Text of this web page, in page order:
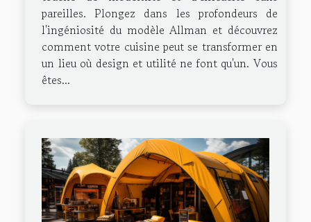
pareilles. Plongez dans les profondeurs de
l'ingéniosité du modèle Allman et découvrez
comment votre cuisine peut se transformer en
un lieu où design et utilité ne font qu'un. Vous
êtes...